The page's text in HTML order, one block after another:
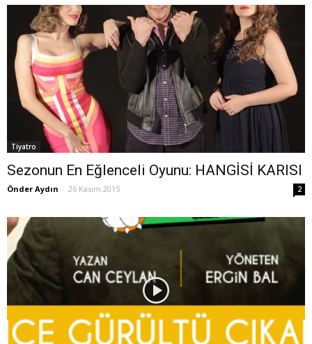
Tiyatro
Sezonun En Eğlenceli Oyunu: HANGİSİ KARISI
Önder Aydın - 26 Kasım 2015 2